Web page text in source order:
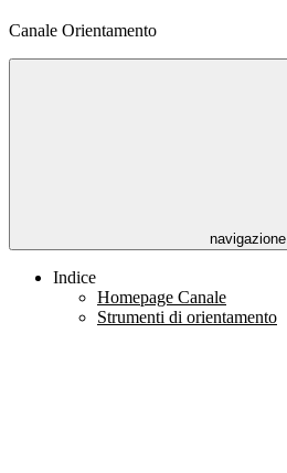
Canale Orientamento
navigazione
Indice
Homepage Canale
Strumenti di orientamento